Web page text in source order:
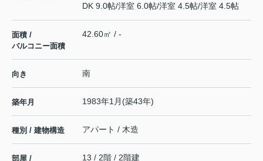
DK 9.0帖/洋室 6.0帖/洋室 4.5帖/洋室 4.5帖
面積 /
バルコニー面積
42.60㎡ / -
向き 南
築年月 1983年1月(築43年)
種別 / 建物構造 アパート / 木造
部屋 / 13 / 2階 / 2階建